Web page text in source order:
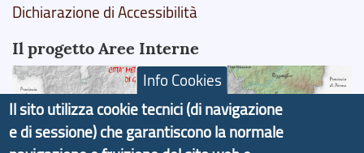
Dichiarazione di Accessibilità
Il progetto Aree Interne
Info Cookies
Il sito utilizza cookie tecnici (di navigazione
e di sessione) che garantiscono la normale